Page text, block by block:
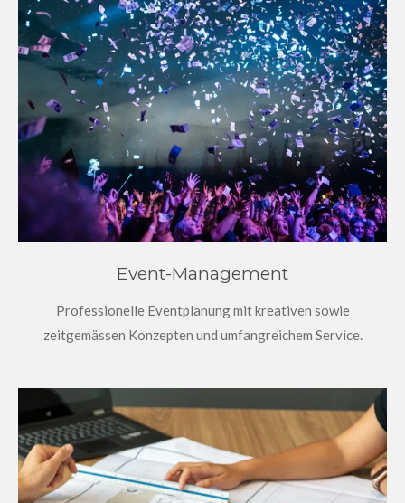
Event-Management
Professionelle Eventplanung mit kreativen sowie
zeitgemässen Konzepten und umfangreichem Service.